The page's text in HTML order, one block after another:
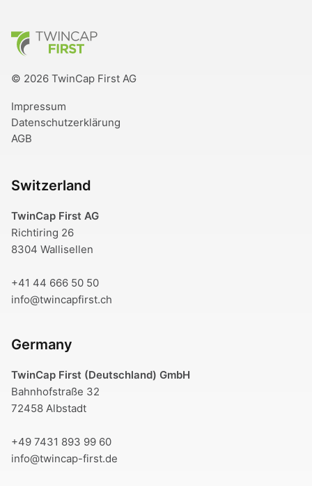
TwinCap First
© 2026 TwinCap First AG
Impressum
Datenschutzerklärung
AGB
Switzerland
TwinCap First AG
Richtiring 26
8304 Wallisellen
+41 44 666 50 50
info@twincapfirst.ch
Germany
TwinCap First (Deutschland) GmbH
Bahnhofstraße 32
72458 Albstadt
+49 7431 893 99 60
info@twincap-first.de